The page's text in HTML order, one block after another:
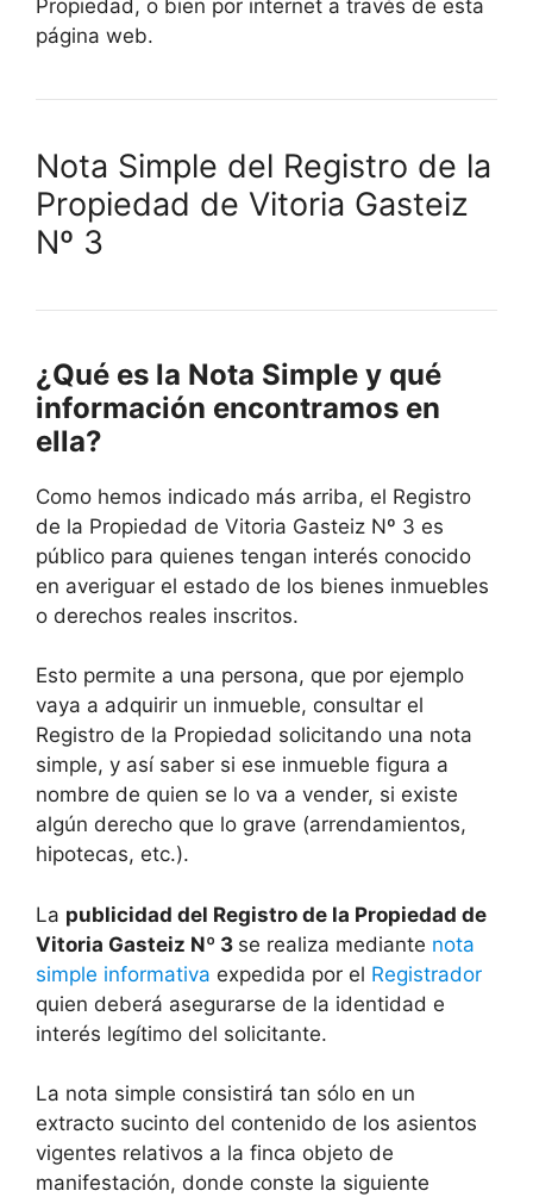
Propiedad, o bien por internet a través de esta
página web.
Nota Simple del Registro de la
Propiedad de Vitoria Gasteiz
Nº 3
¿Qué es la Nota Simple y qué
información encontramos en
ella?
Como hemos indicado más arriba, el Registro
de la Propiedad de Vitoria Gasteiz Nº 3 es
público para quienes tengan interés conocido
en averiguar el estado de los bienes inmuebles
o derechos reales inscritos.
Esto permite a una persona, que por ejemplo
vaya a adquirir un inmueble, consultar el
Registro de la Propiedad solicitando una nota
simple, y así saber si ese inmueble figura a
nombre de quien se lo va a vender, si existe
algún derecho que lo grave (arrendamientos,
hipotecas, etc.).
La publicidad del Registro de la Propiedad de
Vitoria Gasteiz Nº 3 se realiza mediante nota
simple informativa expedida por el Registrador
quien deberá asegurarse de la identidad e
interés legítimo del solicitante.
La nota simple consistirá tan sólo en un
extracto sucinto del contenido de los asientos
vigentes relativos a la finca objeto de
manifestación, donde conste la siguiente